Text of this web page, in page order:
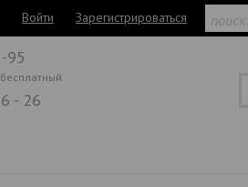
Войти Зарегистрироваться
95
- 26